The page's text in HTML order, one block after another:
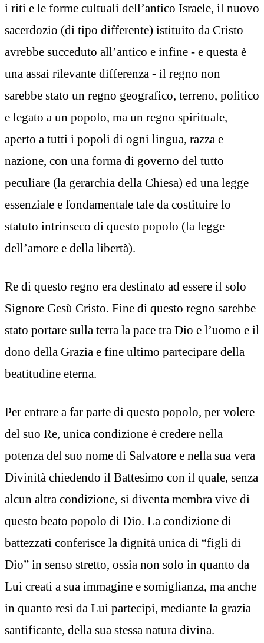
i riti e le forme cultuali dell’antico Israele, il nuovo
sacerdozio (di tipo differente) istituito da Cristo
avrebbe succeduto all’antico e infine - e questa è
una assai rilevante differenza - il regno non
sarebbe stato un regno geografico, terreno, politico
e legato a un popolo, ma un regno spirituale,
aperto a tutti i popoli di ogni lingua, razza e
nazione, con una forma di governo del tutto
peculiare (la gerarchia della Chiesa) ed una legge
essenziale e fondamentale tale da costituire lo
statuto intrinseco di questo popolo (la legge
dell’amore e della libertà).
Re di questo regno era destinato ad essere il solo
Signore Gesù Cristo. Fine di questo regno sarebbe
stato portare sulla terra la pace tra Dio e l’uomo e il
dono della Grazia e fine ultimo partecipare della
beatitudine eterna.
Per entrare a far parte di questo popolo, per volere
del suo Re, unica condizione è credere nella
potenza del suo nome di Salvatore e nella sua vera
Divinità chiedendo il Battesimo con il quale, senza
alcun altra condizione, si diventa membra vive di
questo beato popolo di Dio. La condizione di
battezzati conferisce la dignità unica di “figli di
Dio” in senso stretto, ossia non solo in quanto da
Lui creati a sua immagine e somiglianza, ma anche
in quanto resi da Lui partecipi, mediante la grazia
santificante, della sua stessa natura divina.